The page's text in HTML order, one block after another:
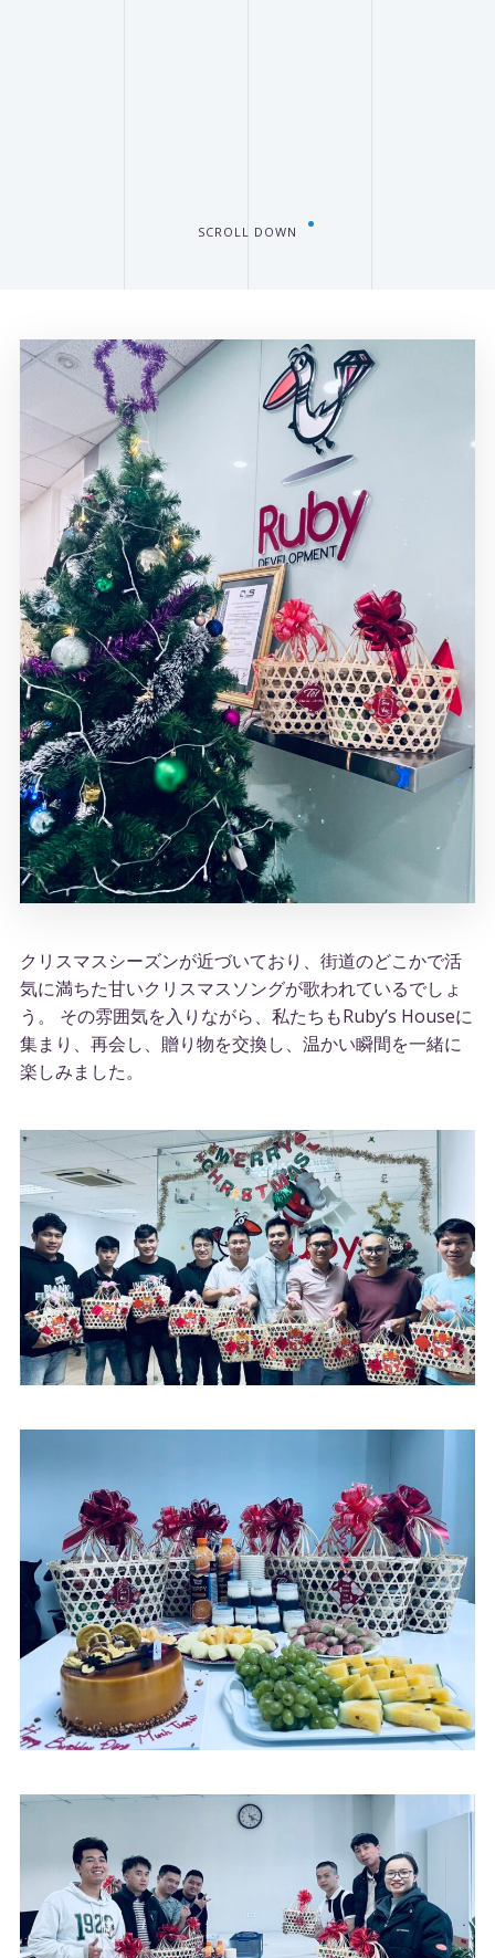
SCROLL DOWN
クリスマスシーズンが近づいており、街道のどこかで活
気に満ちた甘いクリスマスソングが歌われているでしょ
う。 その雰囲気を入りながら、私たちもRuby’s Houseに
集まり、再会し、贈り物を交換し、温かい瞬間を一緒に
楽しみました。